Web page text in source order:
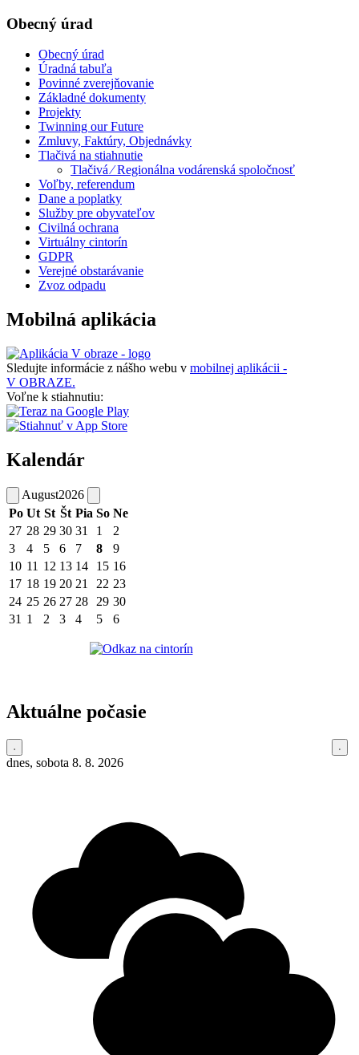
Obecný úrad
Obecný úrad
Úradná tabuľa
Povinné zverejňovanie
Základné dokumenty
Projekty
Twinning our Future
Zmluvy, Faktúry, Objednávky
Tlačivá na stiahnutie
Tlačivá ⁄ Regionálna vodárenská spoločnosť
Voľby, referendum
Dane a poplatky
Služby pre obyvateľov
Civilná ochrana
Virtuálny cintorín
GDPR
Verejné obstarávanie
Zvoz odpadu
Mobilná aplikácia
Sledujte informácie z nášho webu v mobilnej aplikácii -
V OBRAZE.
Voľne k stiahnutiu:
Kalendár
August2026
Po Ut St Št Pia So Ne
27 28 29 30 31 1
2
3
4 5 6 7 8
9
10 11 12 13 14 15 16
17 18 19 20 21 22 23
24 25 26 27 28 29 30
31 1 2 3 4 5 6
Aktuálne počasie
dnes, sobota 8. 8. 2026